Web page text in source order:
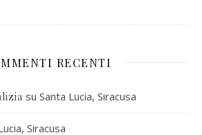
RECENTI
su Santa Lucia, Siracusa
Siracusa